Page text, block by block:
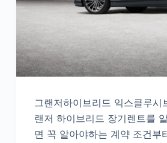
그랜저하이브리드 익스클루시
랜저 하이브리드 장기렌트를
면 꼭 알아야하는 계약 조건부